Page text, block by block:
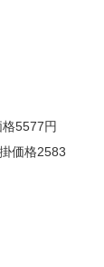
5577円
価格2583